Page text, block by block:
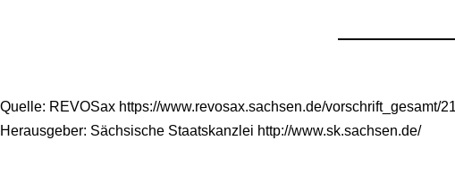
Quelle: REVOSax https://www.revosax.sachsen.de/vorschrift_gesamt/
Herausgeber: Sächsische Staatskanzlei http://www.sk.sachsen.de/